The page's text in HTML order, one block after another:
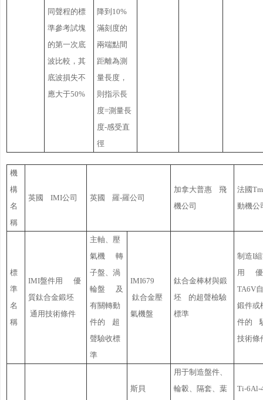
同聲程的標
準參考試塊
的第一次底
波比較，其
底波損失不
應大于50%
降到10%
滿刻度的
兩端點間
距離為測
量長度，
則指示長
度=測量長
度-感受直
徑
機
構
名
稱
英國 IMI公司 英國 羅-羅公司
加拿大普惠 飛
機公司
法國
動機公
標
準
名
稱
IMI盤件用 優
質鈦合金鍛坯
通用技術條件
主軸、壓
氣機 轉
子盤、渦
輪盤 及
有關轉動
件的 超
聲驗收標
準
IMI679
鈦合金壓
氣機盤
鈦合金棒材與鍛
坯 的超聲檢驗
標準
制造I
用 優
TA6V
鍛件或
件的
技術條
斯貝
用于制造盤件、
輪轂、隔套、葉
Ti-6Al-